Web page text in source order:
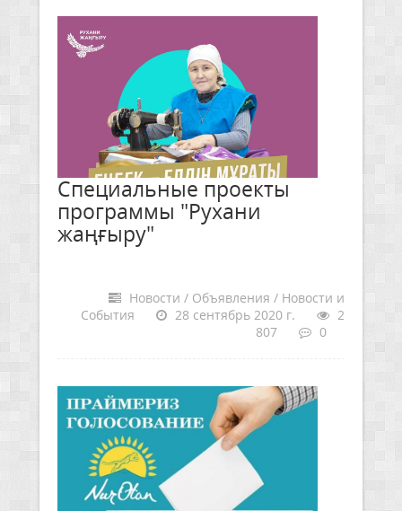
Специальные проекты
программы "Рухани
жаңғыру"
Новости / Объявления / Новости и
События
28 сентябрь 2020 г.
2
807
0